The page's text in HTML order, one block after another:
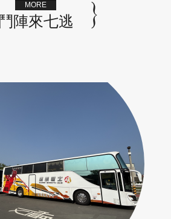
MORE
鬥陣來七逃